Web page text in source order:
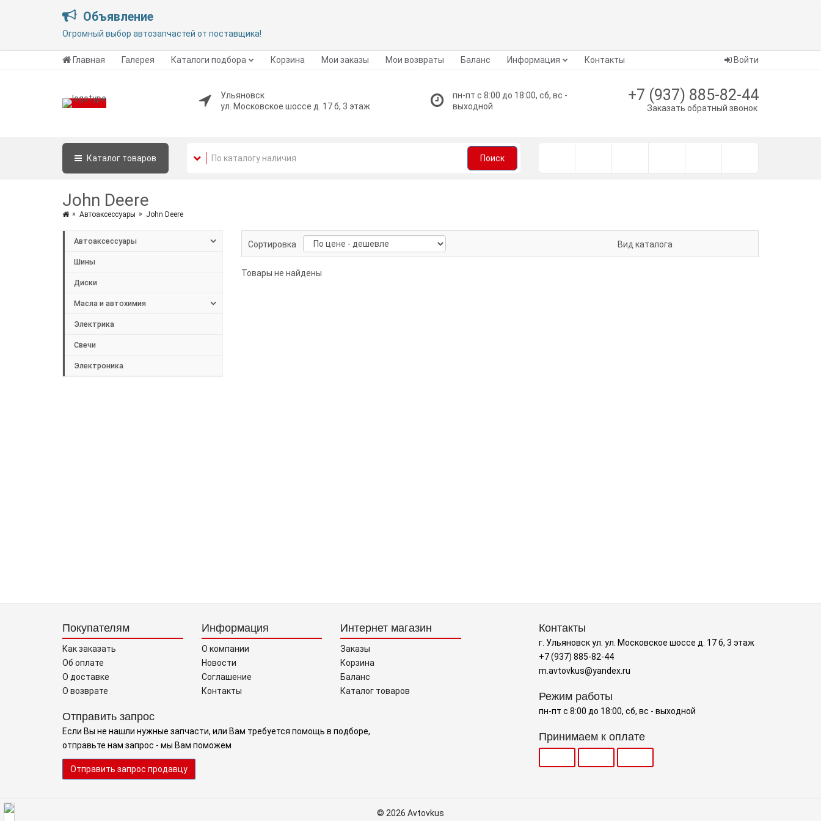
Объявление
Огромный выбор автозапчастей от поставщика!
Главная Галерея Каталоги подбора Корзина Мои заказы Мои возвраты Баланс Информация Контакты Войти
Ульяновск
ул. Московское шоссе д. 17 б, 3 этаж
пн-пт с 8:00 до 18:00, сб, вс -
выходной
+7 (937) 885-82-44
Заказать обратный звонок
Каталог товаров Поиск
John Deere
Автоаксессуары John Deere
Автоаксессуары
Шины
Диски
Масла и автохимия
Электрика
Свечи
Электроника
Сортировка Вид каталога
Товары не найдены
Покупателям
Как заказать
Об оплате
О доставке
О возврате
Информация
О компании
Новости
Соглашение
Контакты
Интернет магазин
Заказы
Корзина
Баланс
Каталог товаров
Отправить запрос
Если Вы не нашли нужные запчасти, или Вам требуется помощь в подборе,
отправьте нам запрос - мы Вам поможем
Отправить запрос продавцу
Контакты
г. Ульяновск ул. ул. Московское шоссе д. 17 б, 3 этаж
+7 (937) 885-82-44
m.avtovkus@yandex.ru
Режим работы
пн-пт с 8:00 до 18:00, сб, вс - выходной
Принимаем к оплате
© 2026 Avtovkus